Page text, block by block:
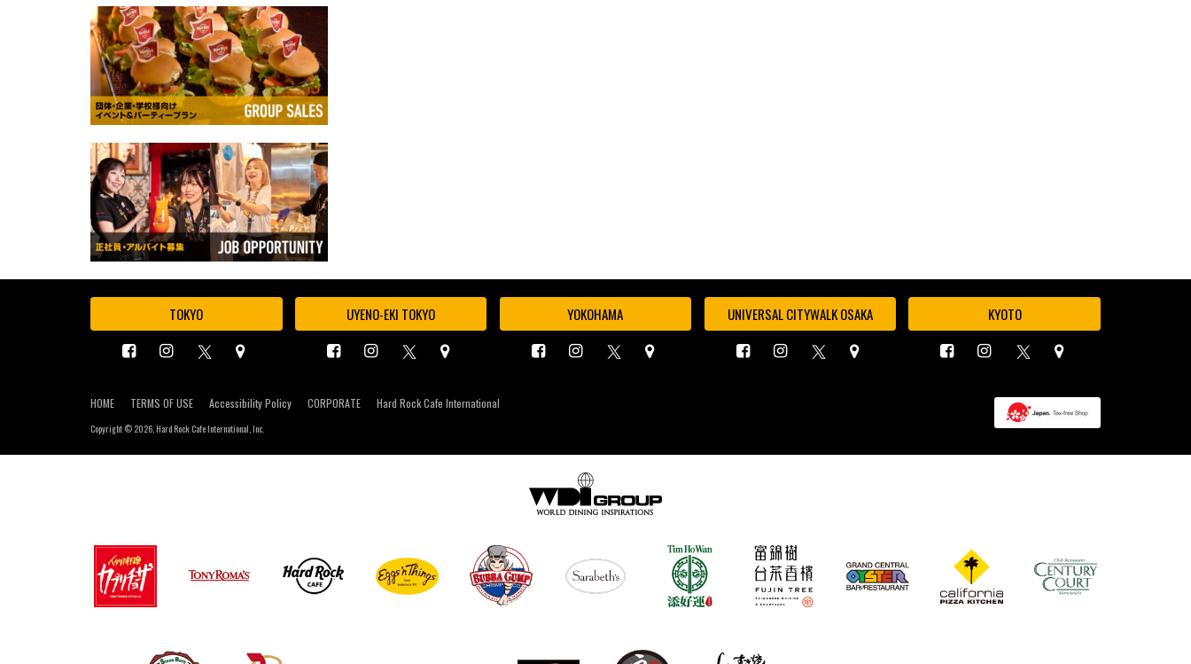
TOKYO UYENO-EKI TOKYO YOKOHAMA UNIVERSAL CITYWALK OSAKA KYOTO
HOME TERMS OF USE Accessibility Policy CORPORATE Hard Rock Cafe International
Copyright © 2026, Hard Rock Cafe International, Inc.